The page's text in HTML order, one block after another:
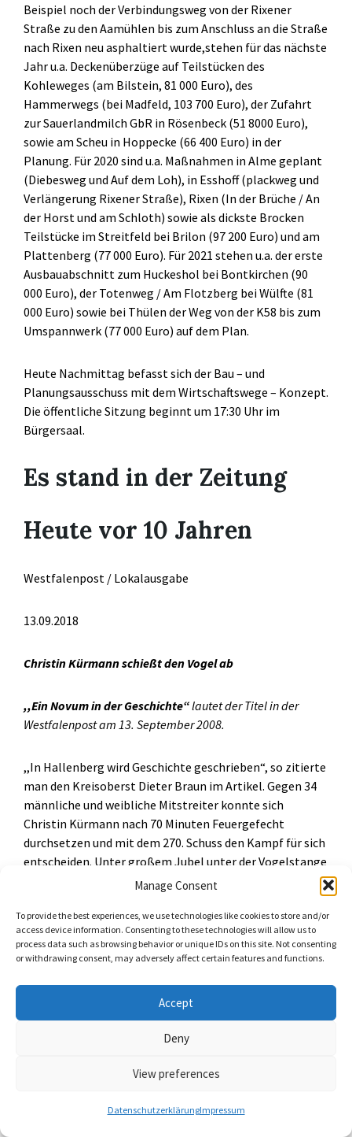
Manage Consent
To provide the best experiences, we use technologies like cookies to store and/or
access device information. Consenting to these technologies will allow us to
process data such as browsing behavior or unique IDs on this site. Not consenting
or withdrawing consent, may adversely affect certain features and functions.
Accept
Deny
View preferences
DatenschutzerklärungImpressum
Beispiel noch der Verbindungsweg von der Rixener
Straße zu den Aamühlen bis zum Anschluss an die Straße
nach Rixen neu asphaltiert wurde,stehen für das nächste
Jahr u.a. Deckenüberzüge auf Teilstücken des
Kohleweges (am Bilstein, 81 000 Euro), des
Hammerwegs (bei Madfeld, 103 700 Euro), der Zufahrt
zur Sauerlandmilch GbR in Rösenbeck (51 8000 Euro),
sowie am Scheu in Hoppecke (66 400 Euro) in der
Planung. Für 2020 sind u.a. Maßnahmen in Alme geplant
(Diebesweg und Auf dem Loh), in Esshoff (plackweg und
Verlängerung Rixener Straße), Rixen (In der Brüche / An
der Horst und am Schloth) sowie als dickste Brocken
Teilstücke im Streitfeld bei Brilon (97 200 Euro) und am
Plattenberg (77 000 Euro). Für 2021 stehen u.a. der erste
Ausbauabschnitt zum Huckeshol bei Bontkirchen (90
000 Euro), der Totenweg / Am Flotzberg bei Wülfte (81
000 Euro) sowie bei Thülen der Weg von der K58 bis zum
Umspannwerk (77 000 Euro) auf dem Plan.
Heute Nachmittag befasst sich der Bau – und
Planungsausschuss mit dem Wirtschaftswege – Konzept.
Die öffentliche Sitzung beginnt um 17:30 Uhr im
Bürgersaal.
Es stand in der Zeitung
Heute vor 10 Jahren
Westfalenpost / Lokalausgabe
13.09.2018
Christin Kürmann schießt den Vogel ab
,,Ein Novum in der Geschichte“lautet der Titel in der
Westfalenpost am 13. September 2008.
,,In Hallenberg wird Geschichte geschrieben“, so zitierte
man den Kreisoberst Dieter Braun im Artikel. Gegen 34
männliche und weibliche Mitstreiter konnte sich
Christin Kürmann nach 70 Minuten Feuergefecht
durchsetzen und mit dem 270. Schuss den Kampf für sich
entscheiden. Unter großem Jubel unter der Vogelstange
wurde die damals 22-jährige Einzelhandelskauffrau aus
Altenbrilon somit die erste Jungschützenkönigin in der
Geschichte des Kreisschützenbundes Brilon und wurde
natürlich dementsprechend,sowohl von ihren
Vereinskameraden,als auch allen anwesenden
Windkraftgegner schauen
auf die Füße
Westfalenpost / Lokalausgabe